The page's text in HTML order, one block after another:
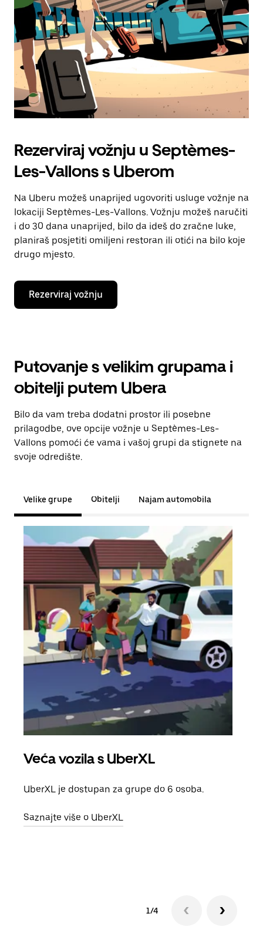
Rezerviraj vožnju u Septèmes-
Les-Vallons s Uberom
Na Uberu možeš unaprijed ugovoriti usluge vožnje na
lokaciji Septèmes-Les-Vallons. Vožnju možeš naručiti
i do 30 dana unaprijed, bilo da ideš do zračne luke,
planiraš posjetiti omiljeni restoran ili otići na bilo koje
drugo mjesto.
Rezerviraj vožnju
Putovanje s velikim grupama i
obitelji putem Ubera
Bilo da vam treba dodatni prostor ili posebne
prilagodbe, ove opcije vožnje u Septèmes-Les-
Vallons pomoći će vama i vašoj grupi da stignete na
svoje odredište.
Velike grupe Obitelji Najam automobila
Veća vozila s UberXL
UberXL je dostupan za grupe do 6 osoba.
Saznajte više o UberXL
1/4